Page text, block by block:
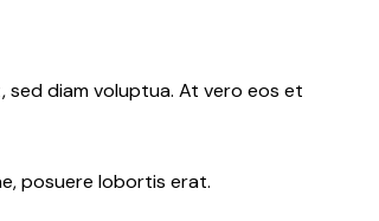
diam voluptua. At vero eos et
posuere lobortis erat.